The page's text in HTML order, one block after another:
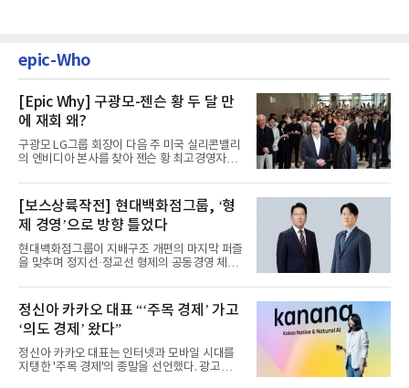
epic-Who
[Epic Why] 구광모-젠슨 황 두 달 만
에 재회 왜?
구광모 LG그룹 회장이 다음 주 미국 실리콘밸리
의 엔비디아 본사를 찾아 젠슨 황 최고경영자
[보스상륙작전] 현대백화점그룹, ‘형
제 경영’으로 방향 틀었다
현대백화점그룹이 지배구조 개편의 마지막 퍼즐
을 맞추며 정지선·정교선 형제의 공동경영 체제
정신아 카카오 대표 “‘주목 경제’ 가고
‘의도 경제’ 왔다”
정신아 카카오 대표는 인터넷과 모바일 시대를
지탱한 '주목 경제'의 종말을 선언했다. 광고를